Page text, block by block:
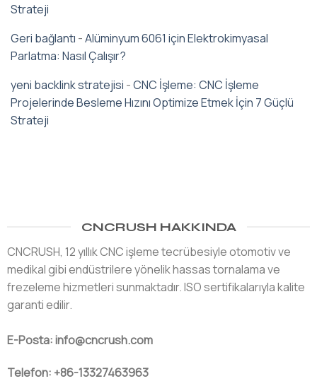
Strateji
Geri bağlantı -Alüminyum 6061 için Elektrokimyasal
Parlatma: Nasıl Çalışır?
yeni backlink stratejisi -CNC İşleme: CNC İşleme
Projelerinde Besleme Hızını Optimize Etmek İçin 7 Güçlü
Strateji
CNCRUSH HAKKINDA
CNCRUSH, 12 yıllık CNC işleme tecrübesiyle otomotiv ve
medikal gibi endüstrilere yönelik hassas tornalama ve
frezeleme hizmetleri sunmaktadır. ISO sertifikalarıyla kalite
garanti edilir.
E-Posta: info@cncrush.com
Telefon: +86-13327463963